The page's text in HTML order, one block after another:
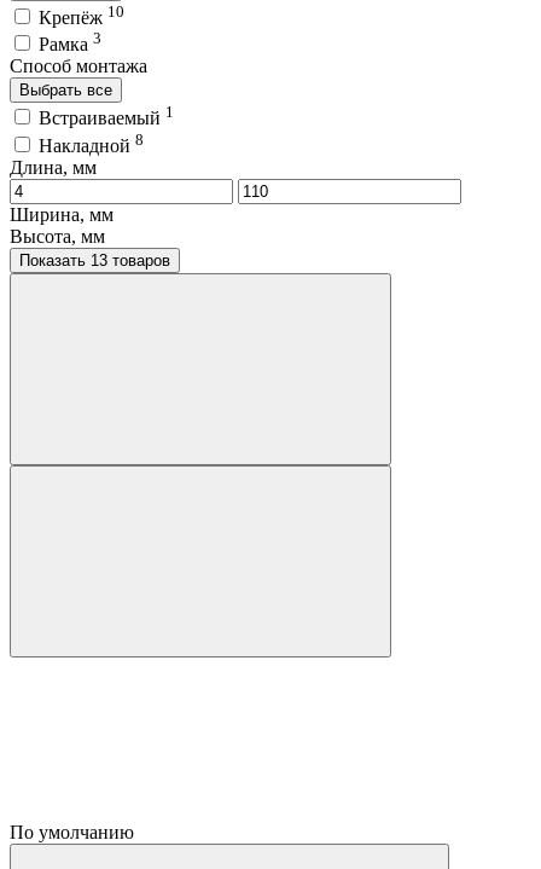
Крепёж 10
Рамка 3
Способ монтажа
Выбрать все
Встраиваемый 1
Накладной 8
Длина, мм
Ширина, мм
Высота, мм
Показать 13 товаров
По умолчанию